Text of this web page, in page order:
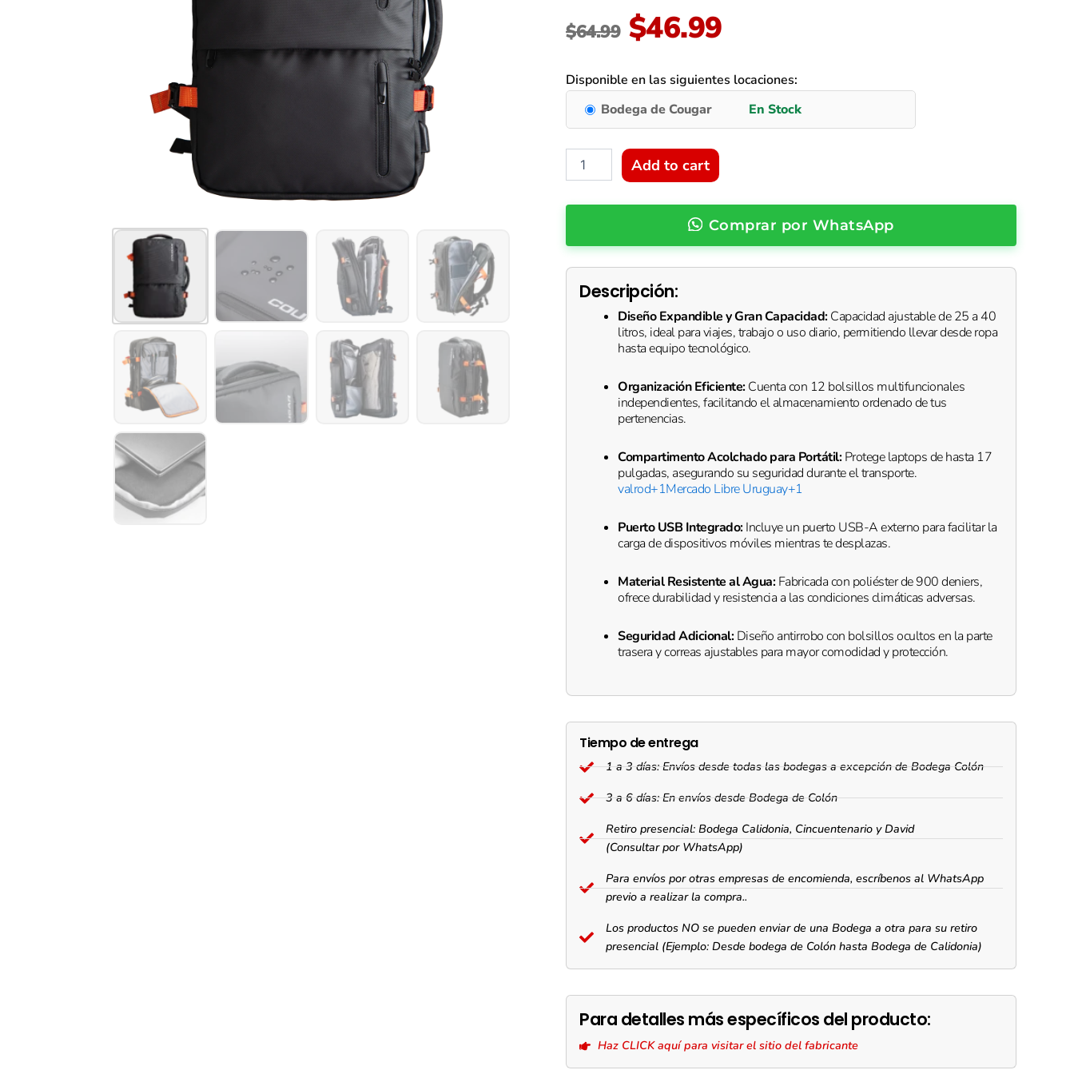
$64.99 Original
price
was:
$64.99.
$46.99Current
price
is:
$46.99.
Disponible en las siguientes locaciones:
Bodega de Cougar
Cougar
Vanguard
Viaje
Expandible
de
40 L
Bolsillos,
Puerto
Compartimento
Add to cart
Comprar por WhatsApp
Descripción:
Diseño Expandible y Gran Capacidad: Capacidad ajustable de 25 a 40
litros, ideal para viajes, trabajo o uso diario, permitiendo llevar desde ropa
hasta equipo tecnológico.
Organización Eficiente: Cuenta con 12 bolsillos multifuncionales
independientes, facilitando el almacenamiento ordenado de tus
pertenencias.
Compartimento Acolchado para Portátil: Protege laptops de hasta 17
pulgadas, asegurando su seguridad durante el transporte.
valrod+1Mercado Libre Uruguay+1
Puerto USB Integrado: Incluye un puerto USB-A externo para facilitar la
carga de dispositivos móviles mientras te desplazas.
Material Resistente al Agua: Fabricada con poliéster de 900 deniers,
ofrece durabilidad y resistencia a las condiciones climáticas adversas.
Seguridad Adicional: Diseño antirrobo con bolsillos ocultos en la parte
trasera y correas ajustables para mayor comodidad y protección.
Tiempo de entrega
1 a 3 días: Envíos desde todas las bodegas a excepción de Bodega Colón
3 a 6 días: En envíos desde Bodega de Colón
Retiro presencial: Bodega Calidonia, Cincuentenario y David
(Consultar por WhatsApp)
Para envíos por otras empresas de encomienda, escríbenos al WhatsApp
previo a realizar la compra..
Los productos NO se pueden enviar de una Bodega a otra para su retiro
presencial (Ejemplo: Desde bodega de Colón hasta Bodega de Calidonia)
Para detalles más específicos del producto:
Haz CLICK aquí para visitar el sitio del fabricante